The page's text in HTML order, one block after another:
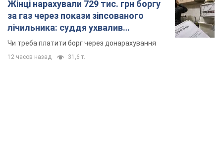
Жінці нарахували 729 тис. грн боргу
за газ через покази зіпсованого
лічильника: суддя ухвалив
неочікуване рішення
Чи треба платити борг через донарахування
12 часов назад 31,6 т.